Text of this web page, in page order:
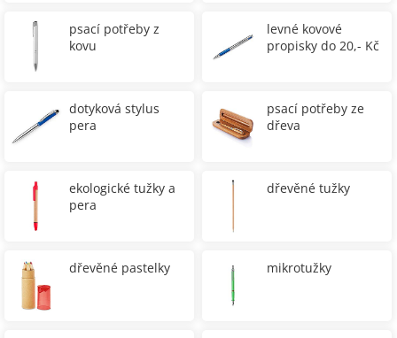
psací potřeby z
kovu
levné kovové
propisky do 20,- Kč
dotyková stylus
pera
psací potřeby ze
dřeva
ekologické tužky a
pera
dřevěné tužky
dřevěné pastelky mikrotužky